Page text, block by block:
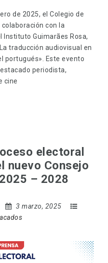
de 2025, el Colegio de
con la
Instituto Guimarães Rosa,
traducción audiovisual en
portugués». Este evento
periodista,
cine
electoral
nuevo Consejo
– 2028
3 marzo, 2025